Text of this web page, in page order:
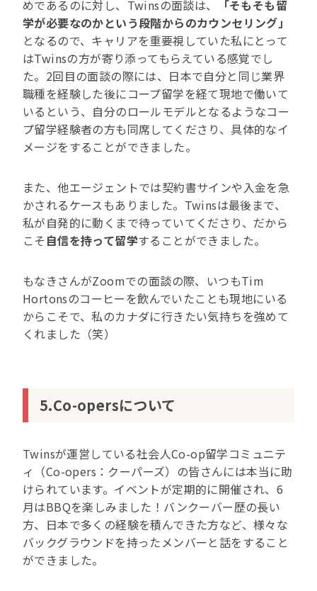
めであるのに対し、Twinsの面談は、
「そもそも留
学が必要なのかという段階からのカウンセリング」
となるので、キャリアを重要視していた私にとって
はTwinsの方が寄り添ってもらえている感覚でし
た。2回目の面談の際には、日本で自分と同じ業界
職種を経験した後にコープ留学を経て現地で働いて
いるという、自分のロールモデルとなるようなコー
プ留学経験者の方も同席してくださり、具体的なイ
メージをすることができました。
また、他エージェントでは契約書サインや入金を急
かされるケースもありました。Twinsは最後まで、
私が自発的に動くまで待っていてくださり、だから
こそ自信を持って留学することができました。
もなきさんがZoomでの面談の際、いつもTim
Hortonsのコーヒーを飲んでいたことも現地にいる
からこそで、私のカナダに行きたい気持ちを強めて
くれました（笑）
5.Co-opersについて
Twinsが運営している社会人Co-op留学コミュニテ
ィ（Co-opers：クーパーズ）の皆さんには本当に助
けられています。イベントが定期的に開催され、6
月はBBQを楽しみました！バンクーバー歴の長い
方、日本で多くの経験を積んできた方など、様々な
バックグラウンドを持ったメンバーと話をすること
ができました。